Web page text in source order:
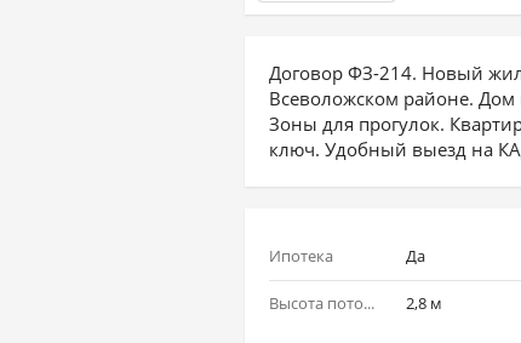
Договор ФЗ-214. Новый
Всеволожском районе.
Зоны для прогулок.
ключ. Удобный выезд на
Ипотека Да
Высота потолков 2,8 м